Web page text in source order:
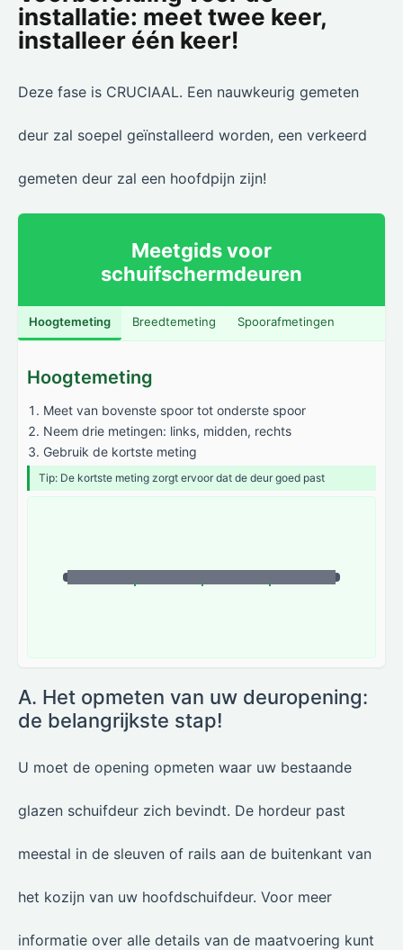
installatie: meet twee keer,
installeer één keer!
Deze fase is CRUCIAAL. Een nauwkeurig gemeten
deur zal soepel geïnstalleerd worden, een verkeerd
gemeten deur zal een hoofdpijn zijn!
Meetgids voor
schuifschermdeuren
Hoogtemeting Breedtemeting Spoorafmetingen
Hoogtemeting
Meet van bovenste spoor tot onderste spoor
Neem drie metingen: links, midden, rechts
Gebruik de kortste meting
Tip: De kortste meting zorgt ervoor dat de deur goed past
A. Het opmeten van uw deuropening:
de belangrijkste stap!
U moet de opening opmeten waar uw bestaande
glazen schuifdeur zich bevindt. De hordeur past
meestal in de sleuven of rails aan de buitenkant van
het kozijn van uw hoofdschuifdeur. Voor meer
informatie over alle details van de maatvoering kunt